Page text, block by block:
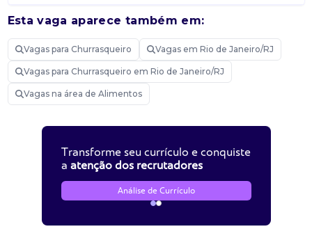
Esta vaga aparece também em:
Vagas para Churrasqueiro Vagas em Rio de Janeiro/RJ
Vagas para Churrasqueiro em Rio de Janeiro/RJ
Vagas na área de Alimentos
Transforme seu currículo e conquiste
a atenção dos recrutadores
Análise de Currículo